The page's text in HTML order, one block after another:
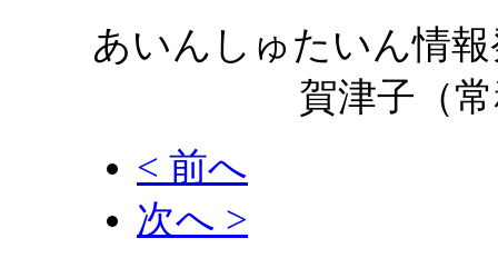
あいんしゅたいん情
賀津子（
< 前へ
次へ >